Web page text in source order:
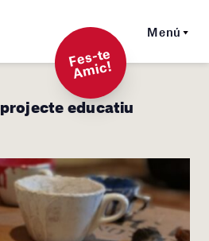
Menú
F
es-t
e
A
mi
c!
projecte educatiu